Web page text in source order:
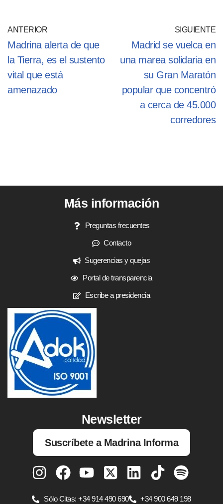
ANTERIOR
Madrina alerta de que
la Tierra, es el sustento
vital que está
amenazado
SIGUIENTE
Madrid se vuelca en
una marea solidaria en
su Gran Maratón
popular que concentró
a cerca de 45.000
corredores
Más información
Preguntas frecuentes
Contacto
Sugerencias y quejas
Portal de transparencia
Escribe a presidencia
Newsletter
Suscríbete a Madrina Informa
Sólo Citas: +34 914 490 690 +34 900 649 198